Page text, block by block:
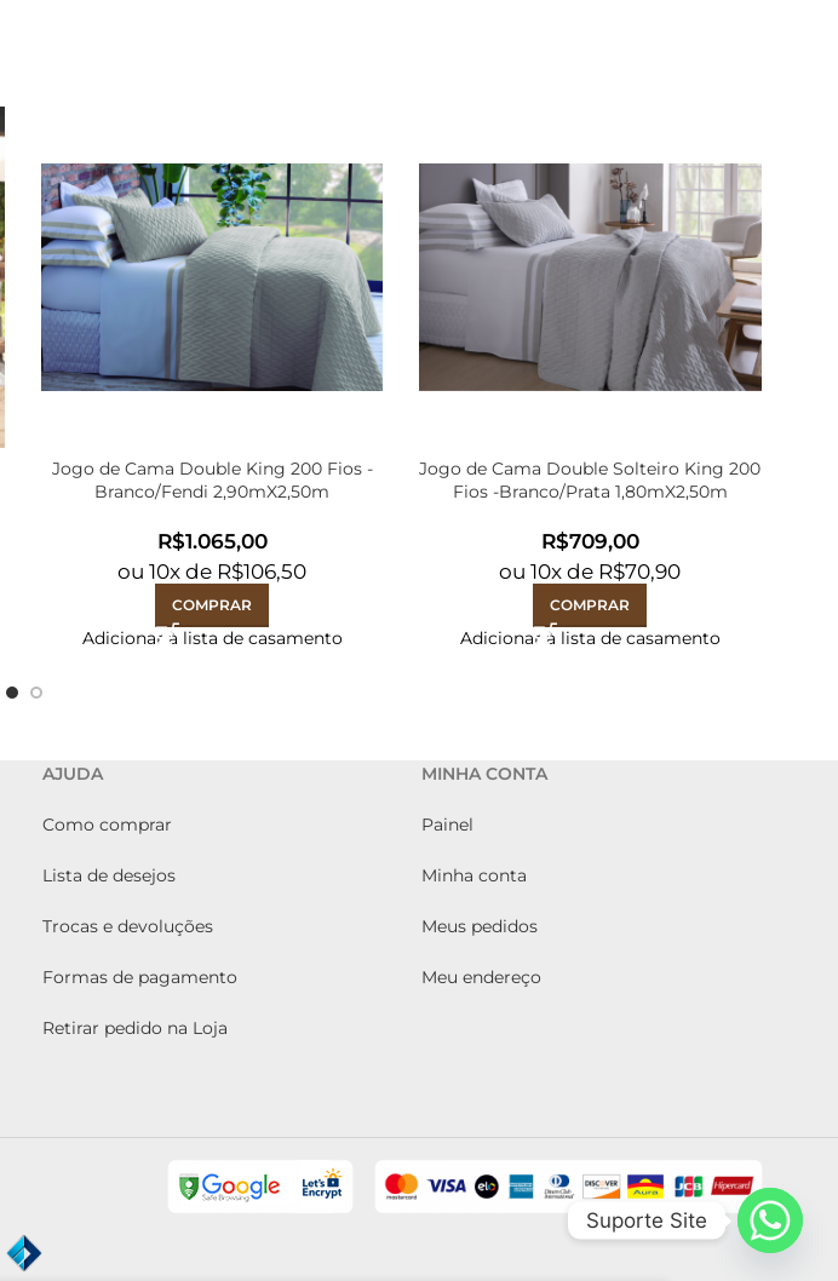
Jogo de Cama Double King 200 Fios -
Branco/Fendi 2,90mX2,50m
R$
ou10x de R$106,50
COMPRAR
Adicionar à lista de casamento
Jogo de Cama Double Solteiro King 200
Fios -Branco/Prata 1,80mX2,50m
R$
ou10x de R$70,90
COMPRAR
Adicionar à lista de casamento
AJUDA
Como comprar
Lista de desejos
Trocas e devoluções
Formas de pagamento
Retirar pedido na Loja
MINHA CONTA
Painel
Minha conta
Meus pedidos
Meu endereço
Suporte Site